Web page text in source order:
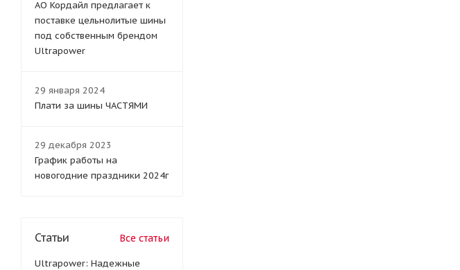
АО Кордайл предлагает к
поставке цельнолитые шины
под собственным брендом
Ultrapower
29 января 2024
Плати за шины ЧАСТЯМИ
29 декабря 2023
График работы на
новогодние праздники 2024г
Статьи Все статьи
Ultrapower: Надежные